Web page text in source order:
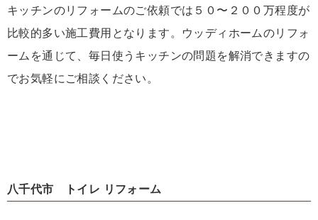
キッチンのリフォームのご依頼では５０〜２００万程度が
比較的多い施工費用となります。ウッディホームのリフォ
ームを通じて、毎日使うキッチンの問題を解消できますの
でお気軽にご相談ください。
八千代市 トイレ リフォーム